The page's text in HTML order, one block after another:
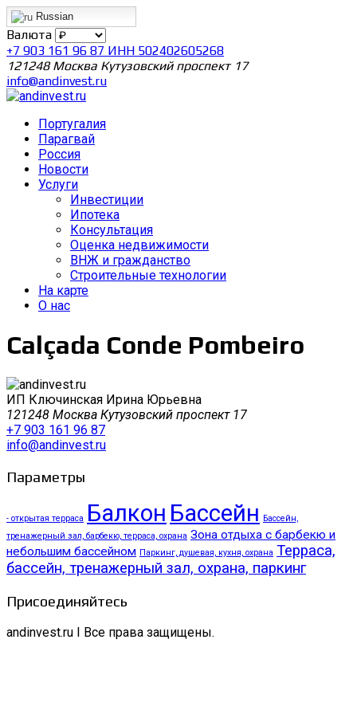
Russian
Валюта
+7 903 161 96 87 ИНН 502402605268
121248 Москва Кутузовский проспект 17
info@andinvest.ru
Португалия
Парагвай
Россия
Новости
Услуги
Инвестиции
Ипотека
Консультация
Оценка недвижимости
ВНЖ и гражданство
Строительные технологии
На карте
О нас
Calçada Conde Pombeiro
ИП Ключинская Ирина Юрьевна
121248 Москва Кутузовский проспект 17
+7 903 161 96 87
info@andinvest.ru
Параметры
- открытая терраса Балкон Бассейн
Бассейн,
тренажерный зал, барбекю, терраса, охрана Зона отдыха с барбекю и
небольшим бассейном Паркинг, душевая, кухня, охрана Терраса,
бассейн, тренажерный зал, охрана, паркинг
Присоединяйтесь
andinvest.ru I Все права защищены.